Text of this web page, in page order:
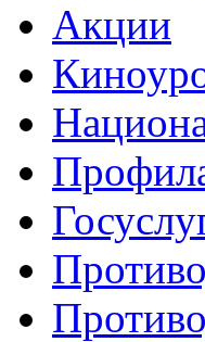
Акции